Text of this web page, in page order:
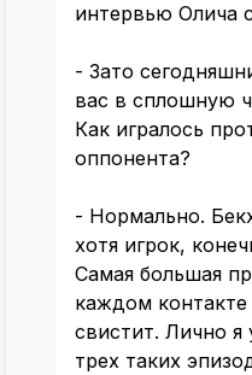
интервью Олича
- Зато
вас в сплошную
Как игралось
оппонента?
- Нормально.
хотя игрок,
Самая большая
каждом
свистит. Лично я
трех таких